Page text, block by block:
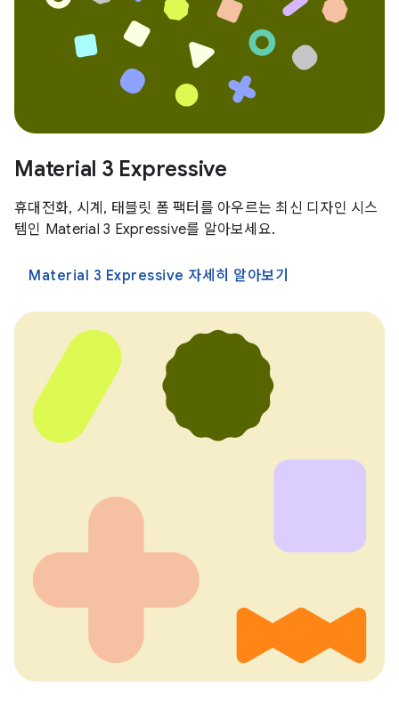
Material 3 Expressive
휴대전화, 시계, 태블릿 폼 팩터를 아우르는 최신 디자인 시스
템인 Material 3 Expressive를 알아보세요.
Material 3 Expressive 자세히 알아보기